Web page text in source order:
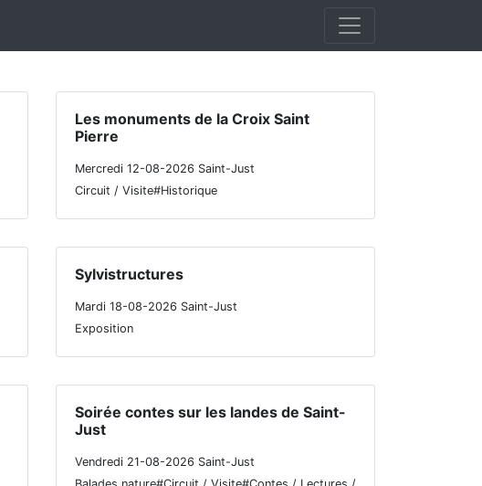
Les monuments de la Croix Saint
Pierre
Mercredi 12-08-2026 Saint-Just
Circuit / Visite#Historique
Sylvistructures
Mardi 18-08-2026 Saint-Just
Exposition
Soirée contes sur les landes de Saint-
Just
Vendredi 21-08-2026 Saint-Just